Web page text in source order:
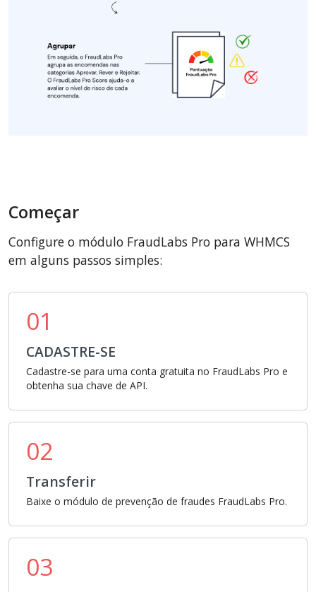
Começar
Configure o módulo FraudLabs Pro para WHMCS
em alguns passos simples:
01
CADASTRE-SE
Cadastre-se para uma conta gratuita no FraudLabs Pro e
obtenha sua chave de API.
02
Transferir
Baixe o módulo de prevenção de fraudes FraudLabs Pro.
03